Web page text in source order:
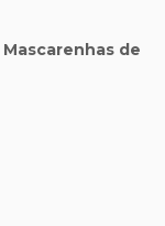
de